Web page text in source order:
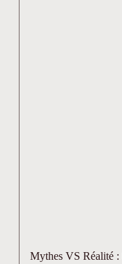
Mythes VS Réalité :